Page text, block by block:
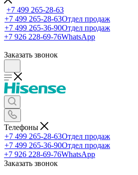
+7 499 265-28-63
+7 499 265-28-63Отдел продаж
+7 499 265-36-90Отдел продаж
+7 926 228-69-76WhatsApp
Заказать звонок
Телефоны
+7 499 265-28-63Отдел продаж
+7 499 265-36-90Отдел продаж
+7 926 228-69-76WhatsApp
Заказать звонок